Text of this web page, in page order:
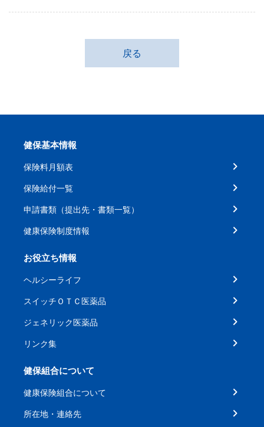
戻る
健保基本情報
保険料月額表
保険給付一覧
申請書類（提出先・書類一覧）
健康保険制度情報
お役立ち情報
ヘルシーライフ
スイッチＯＴＣ医薬品
ジェネリック医薬品
リンク集
健保組合について
健康保険組合について
所在地・連絡先